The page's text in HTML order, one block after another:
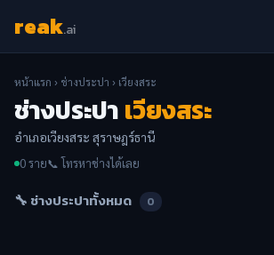
reak.ai
หน้าแรก › ช่างประปา › เวียงสระ
ช่างประปาเวียงสระ
อำเภอเวียงสระ สุราษฎร์ธานี
0 ราย📞 โทรหาช่างได้เลย
🔧 ช่างประปาทั้งหมด 0